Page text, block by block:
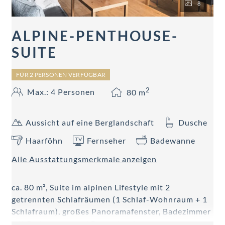
8
ALPINE-PENTHOUSE-
SUITE
FÜR 2 PERSONEN VERFÜGBAR
Max.: 4 Personen 80 m2
Aussicht auf eine Berglandschaft
Dusche
Haarföhn
Fernseher
Badewanne
Alle Ausstattungsmerkmale anzeigen
ca. 80 m², Suite im alpinen Lifestyle mit 2
getrennten Schlafräumen (1 Schlaf-Wohnraum + 1
Schlafraum), großes Panoramafenster, Badezimmer